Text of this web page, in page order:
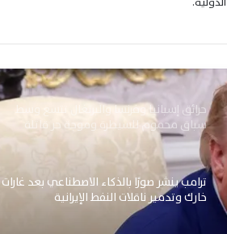
متصاعدة
حرائق إسبانيا وفرنسا والبرتغال تتسع وسط
سباق محموم للسيطرة وموجة حر قاتلة
ترامب ينشر صورًا بالذكاء الاصطناعي بعد غارات
خارك وتدمير ناقلات النفط الإيرانية